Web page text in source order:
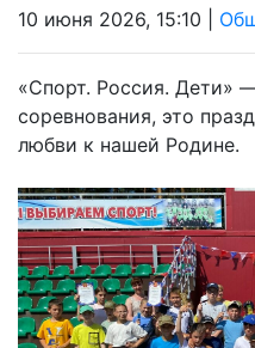
10 июня 2026, 15:10 |
«Спорт. Россия. Дети»
соревнования, это
любви к нашей Родине.